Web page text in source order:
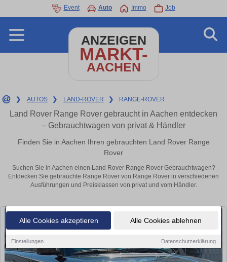
Alle Cookies akzeptieren Alle Cookies ablehnen
Einstellungen Datenschutzerklärung
Event Auto Immo Job
ANZEIGEN
MARKT-
AACHEN
❯ AUTOS ❯ LAND-ROVER ❯ RANGE-ROVER
Land Rover Range Rover gebraucht in Aachen entdecken
– Gebrauchtwagen von privat & Händler
Finden Sie in Aachen Ihren gebrauchten Land Rover Range
Rover
Suchen Sie in Aachen einen Land Rover Range Rover Gebrauchtwagen?
Entdecken Sie gebrauchte Range Rover von Range Rover in verschiedenen
Ausführungen und Preisklassen von privat und vom Händler.